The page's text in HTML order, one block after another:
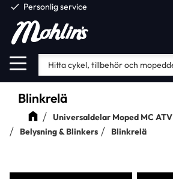
Meny
check Personlig service
Blinkrelä
Universaldelar Moped MC ATV
Belysning & Blinkers
Blinkrelä